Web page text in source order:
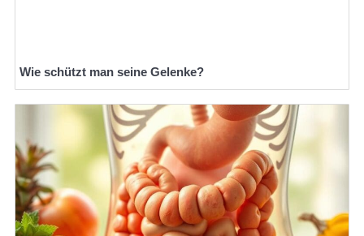
Wie schützt man seine Gelenke?